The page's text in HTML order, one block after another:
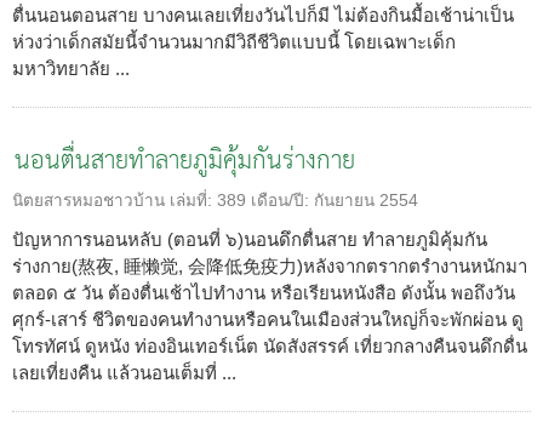
ตื่นนอนตอนสาย บางคนเลยเที่ยงวันไปก็มี ไม่ต้องกินมื้อเช้าน่าเป็น
ห่วงว่าเด็กสมัยนี้จำนวนมากมีวิถีชีวิตแบบนี้ โดยเฉพาะเด็ก
มหาวิทยาลัย ...
นอนตื่นสายทำลายภูมิคุ้มกันร่างกาย
นิตยสารหมอชาวบ้าน เล่มที่: 389 เดือน/ปี: กันยายน 2554
ปัญหาการนอนหลับ (ตอนที่ ๖)นอนดึกตื่นสาย ทำลายภูมิคุ้มกัน
ร่างกาย(熬夜, 睡懒觉, 会降低免疫力)หลังจากตรากตรำงานหนักมา
ตลอด ๕ วัน ต้องตื่นเช้าไปทำงาน หรือเรียนหนังสือ ดังนั้น พอถึงวัน
ศุกร์-เสาร์ ชีวิตของคนทำงานหรือคนในเมืองส่วนใหญ่ก็จะพักผ่อน ดู
โทรทัศน์ ดูหนัง ท่องอินเทอร์เน็ต นัดสังสรรค์ เที่ยวกลางคืนจนดึกดื่น
เลยเที่ยงคืน แล้วนอนเต็มที่ ...